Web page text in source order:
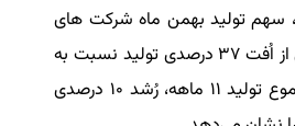
به تولید رسیده که از این تعداد، ۲.۷۱۰ دستگاه، سهم تولید بهمن ماه شرکت های
تجاری‎ساز کشورمان می‌باشد. عدد مذکور برای آمار تولید بهمن‌ماه امسال، حاکی از اُفت ۳۷ درصدی تولید نسبت به
مدت مشابه سال گذشته در بخش کامیونت، کامیون و کشنده است اما مجموع تولید ۱۱ ماهه، رُشد ۱۰ درصدی